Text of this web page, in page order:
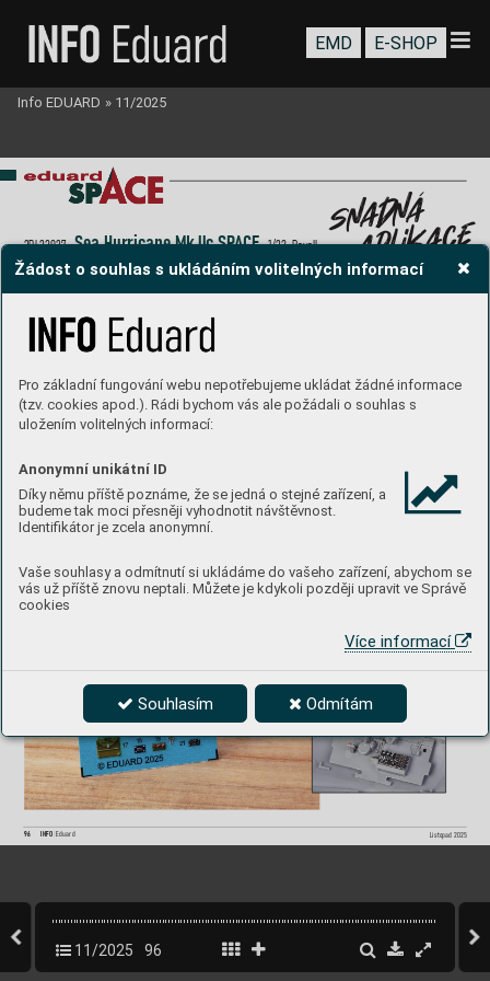
Žádost o souhlas s ukládáním volitelných informací
Pro základní fungování webu nepotřebujeme ukládat žádné informace
(tzv. cookies apod.). Rádi bychom vás ale požádali o souhlas s
uložením volitelných informací:
Anonymní unikátní ID
Díky němu příště poznáme, že se jedná o stejné zařízení, a
budeme tak moci přesněji vyhodnotit návštěvnost.
Identifikátor je zcela anonymní.
Vaše souhlasy a odmítnutí si ukládáme do vašeho zařízení, abychom se
vás už příště znovu neptali. Můžete je kdykoli později upravit ve Správě
cookies
Více informací
Souhlasím Odmítám
snadná
  aplikace
3DL32037 Sea Hurricane Mk.IIc SPACE
  1/
32  Revell
3DL48254 P-47D Razorback SPA
stránka produktu
INFO Eduard
96 Listopad 2025
EMD E-SHOP
Info EDUARD » 11/2025
11/2025 96